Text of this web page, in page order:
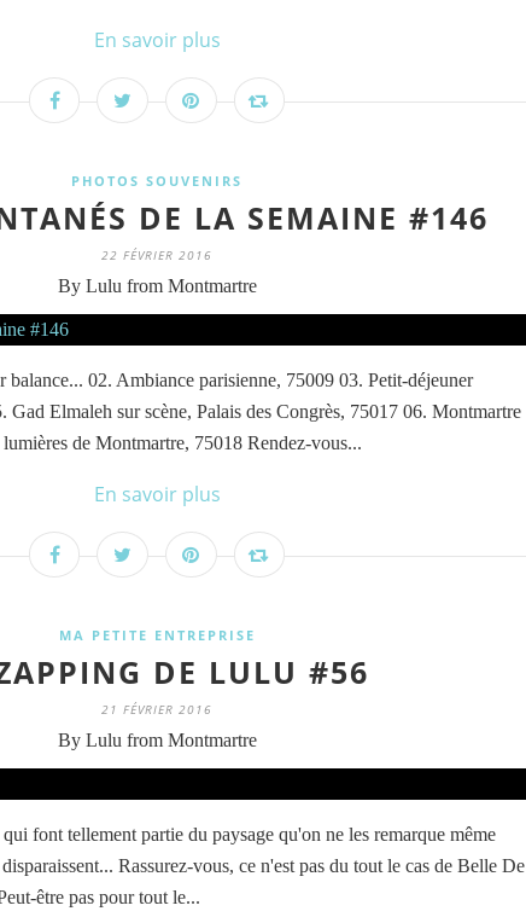
En savoir plus
PHOTOS SOUVENIRS
DE LA SEMAINE #146
22 FÉVRIER 2016
By Lulu from Montmartre
balance... 02. Ambiance parisienne, 75009 03. Petit-déjeuner
Gad Elmaleh sur scène, Palais des Congrès, 75017 06. Montmartre
de Montmartre, 75018 Rendez-vous...
En savoir plus
MA PETITE ENTREPRISE
DE LULU #56
21 FÉVRIER 2016
By Lulu from Montmartre
font tellement partie du paysage qu'on ne les remarque même
Rassurez-vous, ce n'est pas du tout le cas de Belle De
être pas pour tout le...